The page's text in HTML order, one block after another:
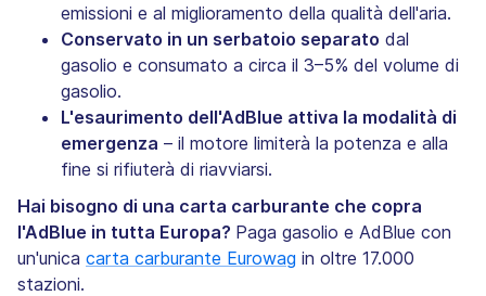
emissioni e al miglioramento della qualità dell'aria.
Conservato in un serbatoio separato dal
gasolio e consumato a circa il 3–5% del volume di
gasolio.
L'esaurimento dell'AdBlue attiva la modalità di
emergenza – il motore limiterà la potenza e alla
fine si rifiuterà di riavviarsi.
Hai bisogno di una carta carburante che copra
l'AdBlue in tutta Europa? Paga gasolio e AdBlue con
un'unica carta carburante Eurowag in oltre 17.000
stazioni.